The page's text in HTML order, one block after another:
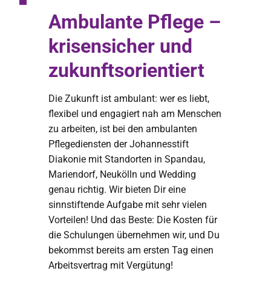
Ambulante Pflege –
krisensicher und
zukunftsorientiert
Die Zukunft ist ambulant: wer es liebt,
flexibel und engagiert nah am Menschen
zu arbeiten, ist bei den ambulanten
Pflegediensten der Johannesstift
Diakonie mit Standorten in Spandau,
Mariendorf, Neukölln und Wedding
genau richtig. Wir bieten Dir eine
sinnstiftende Aufgabe mit sehr vielen
Vorteilen! Und das Beste: Die Kosten für
die Schulungen übernehmen wir, und Du
bekommst bereits am ersten Tag einen
Arbeitsvertrag mit Vergütung!